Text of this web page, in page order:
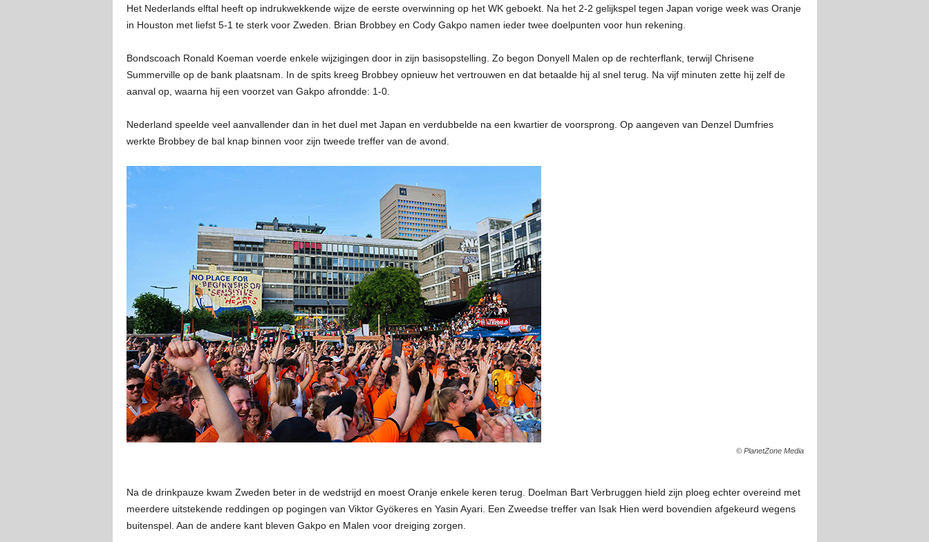
Het Nederlands elftal heeft op indrukwekkende wijze de eerste overwinning op het WK geboekt. Na het 2-2 gelijkspel tegen Japan vorige week was Oranje
in Houston met liefst 5-1 te sterk voor Zweden. Brian Brobbey en Cody Gakpo namen ieder twee doelpunten voor hun rekening.
Bondscoach Ronald Koeman voerde enkele wijzigingen door in zijn basisopstelling. Zo begon Donyell Malen op de rechterflank, terwijl Chrisene
Summerville op de bank plaatsnam. In de spits kreeg Brobbey opnieuw het vertrouwen en dat betaalde hij al snel terug. Na vijf minuten zette hij zelf de
aanval op, waarna hij een voorzet van Gakpo afrondde: 1-0.
Nederland speelde veel aanvallender dan in het duel met Japan en verdubbelde na een kwartier de voorsprong. Op aangeven van Denzel Dumfries
werkte Brobbey de bal knap binnen voor zijn tweede treffer van de avond.
© PlanetZone Media
Na de drinkpauze kwam Zweden beter in de wedstrijd en moest Oranje enkele keren terug. Doelman Bart Verbruggen hield zijn ploeg echter overeind met
meerdere uitstekende reddingen op pogingen van Viktor Gyökeres en Yasin Ayari. Een Zweedse treffer van Isak Hien werd bovendien afgekeurd wegens
buitenspel. Aan de andere kant bleven Gakpo en Malen voor dreiging zorgen.